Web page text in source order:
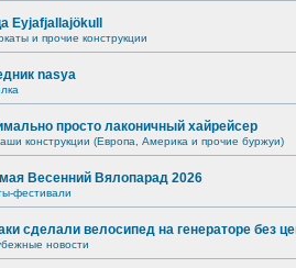
Eyjafjallajökull
и прочие конструкции
nasya
просто лаконичный хайрейсер
конструкции (Европа, Америка и прочие буржуи)
Весенний Вялопарад 2026
фестивали
сделали велосипед на генераторе без
новости